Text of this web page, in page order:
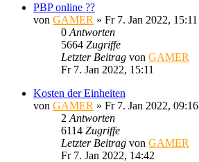
PBP online ??
von GAMER » Fr 7. Jan 2022, 15:11
0 Antworten
5664 Zugriffe
Letzter Beitrag von GAMER
Fr 7. Jan 2022, 15:11
Kosten der Einheiten
von GAMER » Fr 7. Jan 2022, 09:16
2 Antworten
6114 Zugriffe
Letzter Beitrag von GAMER
Fr 7. Jan 2022, 14:42